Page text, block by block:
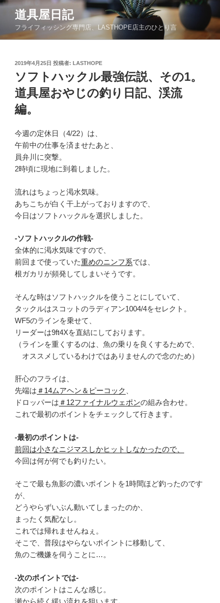
コ
ン
道具屋日記
フライフィッシング専門店、LASTHOPE店主のひとり言
投
稿
日:
2019年4月25日 投稿者: LASTHOPE
ソフトハックル最強伝説、その1。
道具屋おやじの釣り日記、渓流
編。
今週の定休日（4/22）は、
午前中の仕事を済ませたあと、
員弁川に突撃。
2時頃に現地に到着しました。
流れはちょっと渇水気味。
あちこちが白く干上がっておりますので、
今日はソフトハックルを選択しました。
-ソフトハックルの作戦-
全体的に渇水気味ですので、
前回まで使っていた重めのニンフ系では、
根ガカリが頻発してしまいそうです。
そんな時はソフトハックルを使うことにしていて、
タックルはスコットのラディアン1004/4をセレクト。
WF5のラインを乗せて、
リーダーは9ft4Xを直結にしております。
（ラインを重くするのは、魚の乗りを良くするためで、
オススメしているわけではありませんので念のため）
肝心のフライは、
先端は ＃14ムアヘン＆ピーコック
ドロッパーは ＃12ファイナルウェポンの組み合わせ。
これで最初のポイントをチェックして行きます。
-最初のポイントは-
前回は小さなニジマスしかヒットしなかったので、
今回は何が何でも釣りたい。
そこで最も魚影の濃いポイントを1時間ほど釣ったのです
が、
どうやらずいぶん動いてしまったのか、
まったく気配なし。
これでは帰れませんねぇ。
そこで、普段はやらないポイントに移動して、
魚のご機嫌を伺うことに…。
-次のポイントでは-
次のポイントはこんな感じ。
瀬から続く緩い流れを狙います。